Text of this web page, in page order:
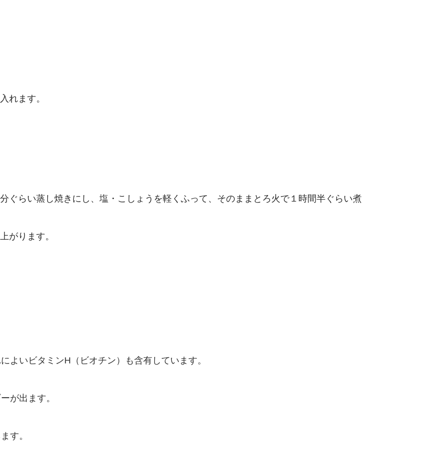
れます。
ぐらい蒸し焼きにし、塩・こしょうを軽くふって、そのままとろ火で１時間半ぐらい煮
がります。
よいビタミンH（ビオチン）も含有しています。
が出ます。
す。